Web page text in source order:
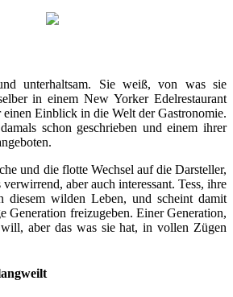
unterhaltsam. Sie weiß, von was sie
in einem New Yorker Edelrestaurant
einen Einblick in die Welt der Gastronomie.
schon geschrieben und einem ihrer
und die flotte Wechsel auf die Darsteller,
aber auch interessant. Tess, ihre
diesem wilden Leben, und scheint damit
Generation freizugeben. Einer Generation,
aber das was sie hat, in vollen Zügen